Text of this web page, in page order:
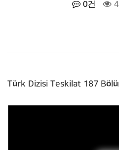
0건
Türk Dizisi Teskilat 187